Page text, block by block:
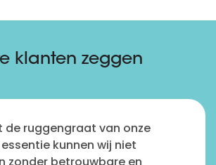
klanten zeggen
de ruggengraat van onze
kunnen wij niet